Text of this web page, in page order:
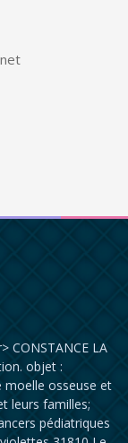
CONSTANCE LA
objet :
moelle osseuse et
leurs familles;
pédiatriques